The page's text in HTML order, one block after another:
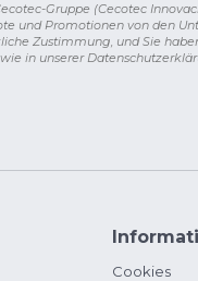
Gruppe (Cecotec
und Promotionen von den
Zustimmung, und Sie
in unserer
Cookies